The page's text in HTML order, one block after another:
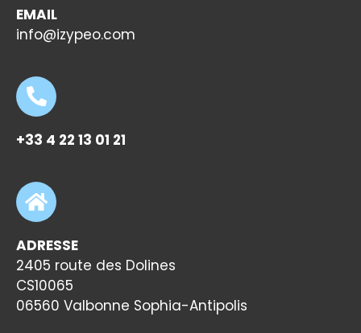
EMAIL
info@izypeo.com
+33 4 22 13 01 21
ADRESSE
2405 route des Dolines
CS10065
06560 Valbonne Sophia-Antipolis